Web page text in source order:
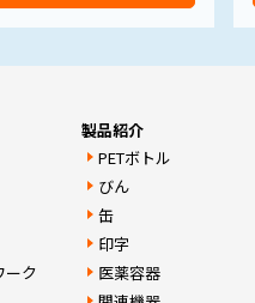
ーク
製品紹介
PETボトル
びん
缶
印字
医薬容器